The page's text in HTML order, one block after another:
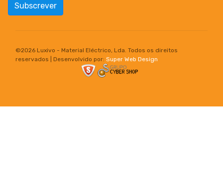
Subscrever
©2026 Luxivo - Material Eléctrico, Lda. Todos os direitos
reservados | Desenvolvido por: Super Web Design